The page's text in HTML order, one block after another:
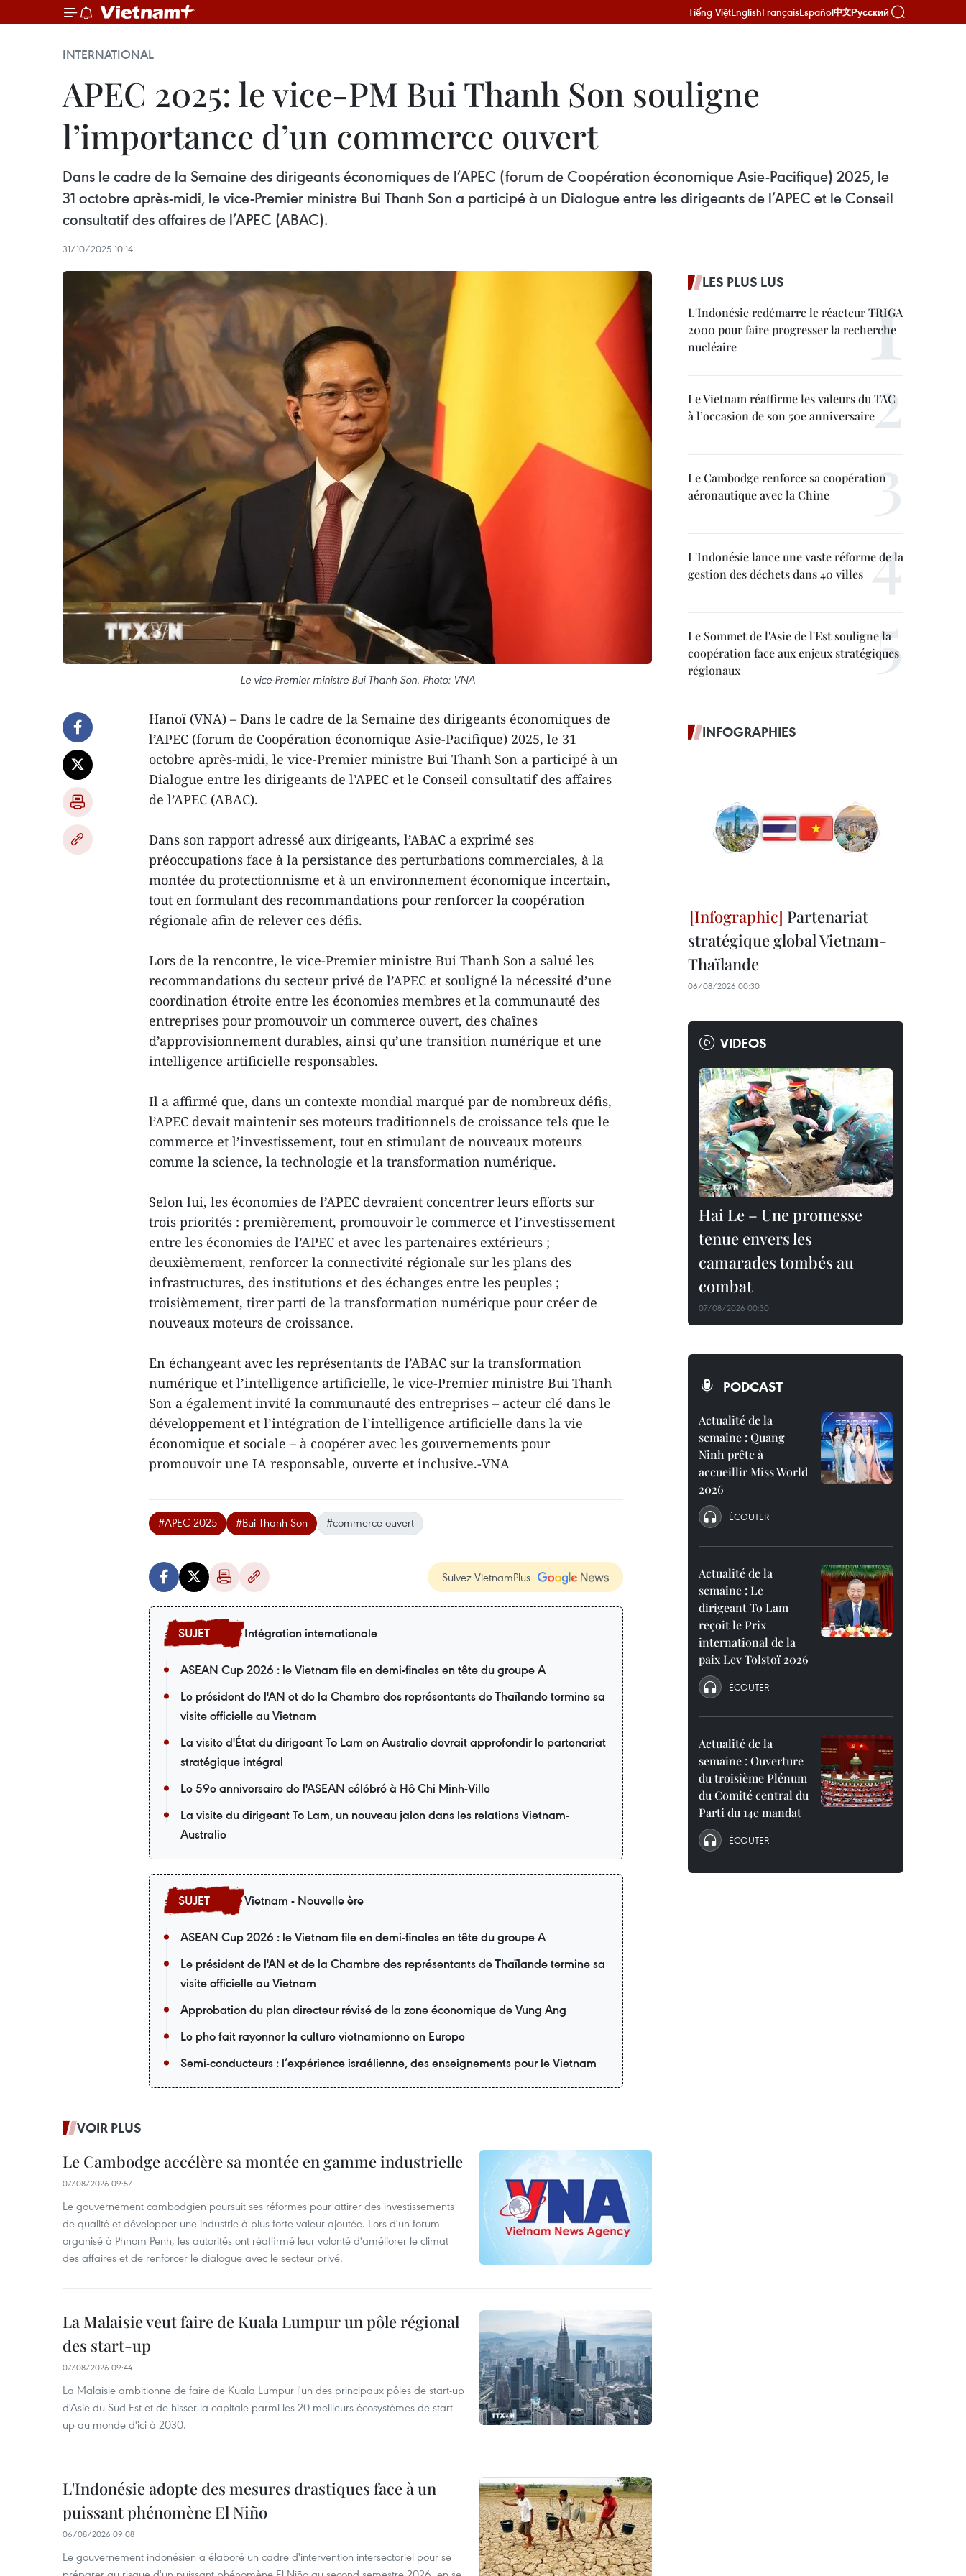
Tiếng ViệtEnglishFrançaisEspañol中文Русский
INTERNATIONAL
APEC 2025: le vice-PM Bui Thanh Son souligne
l’importance d’un commerce ouvert
Dans le cadre de la Semaine des dirigeants économiques de l’APEC (forum de Coopération économique Asie-Pacifique) 2025, le
31 octobre après-midi, le vice-Premier ministre Bui Thanh Son a participé à un Dialogue entre les dirigeants de l’APEC et le Conseil
consultatif des affaires de l’APEC (ABAC).
31/10/2025 10:14
Le vice-Premier ministre Bui Thanh Son. Photo: VNA
Hanoï (VNA) – Dans le cadre de la Semaine des dirigeants économiques de
l’APEC (forum de Coopération économique Asie-Pacifique) 2025, le 31
octobre après-midi, le vice-Premier ministre Bui Thanh Son a participé à un
Dialogue entre les dirigeants de l’APEC et le Conseil consultatif des affaires
de l’APEC (ABAC).
Dans son rapport adressé aux dirigeants, l’ABAC a exprimé ses
préoccupations face à la persistance des perturbations commerciales, à la
montée du protectionnisme et à un environnement économique incertain,
tout en formulant des recommandations pour renforcer la coopération
régionale afin de relever ces défis.
Lors de la rencontre, le vice-Premier ministre Bui Thanh Son a salué les
recommandations du secteur privé de l’APEC et souligné la nécessité d’une
coordination étroite entre les économies membres et la communauté des
entreprises pour promouvoir un commerce ouvert, des chaînes
d’approvisionnement durables, ainsi qu’une transition numérique et une
intelligence artificielle responsables.
Il a affirmé que, dans un contexte mondial marqué par de nombreux défis,
l’APEC devait maintenir ses moteurs traditionnels de croissance tels que le
commerce et l’investissement, tout en stimulant de nouveaux moteurs
comme la science, la technologie et la transformation numérique.
Selon lui, les économies de l’APEC devraient concentrer leurs efforts sur
trois priorités : premièrement, promouvoir le commerce et l’investissement
entre les économies de l’APEC et avec les partenaires extérieurs ;
deuxièmement, renforcer la connectivité régionale sur les plans des
infrastructures, des institutions et des échanges entre les peuples ;
troisièmement, tirer parti de la transformation numérique pour créer de
nouveaux moteurs de croissance.
En échangeant avec les représentants de l’ABAC sur la transformation
numérique et l’intelligence artificielle, le vice-Premier ministre Bui Thanh
Son a également invité la communauté des entreprises – acteur clé dans le
développement et l’intégration de l’intelligence artificielle dans la vie
économique et sociale – à coopérer avec les gouvernements pour
promouvoir une IA responsable, ouverte et inclusive.-VNA
#APEC 2025 #Bui Thanh Son #commerce ouvert
Suivez VietnamPlus
Intégration internationale
ASEAN Cup 2026 : le Vietnam file en demi-finales en tête du groupe A
Le président de l'AN et de la Chambre des représentants de Thaïlande termine sa
visite officielle au Vietnam
La visite d'État du dirigeant To Lam en Australie devrait approfondir le partenariat
stratégique intégral
Le 59e anniversaire de l'ASEAN célébré à Hô Chi Minh-Ville
La visite du dirigeant To Lam, un nouveau jalon dans les relations Vietnam-
Australie
Vietnam - Nouvelle ère
ASEAN Cup 2026 : le Vietnam file en demi-finales en tête du groupe A
Le président de l'AN et de la Chambre des représentants de Thaïlande termine sa
visite officielle au Vietnam
Approbation du plan directeur révisé de la zone économique de Vung Ang
Le pho fait rayonner la culture vietnamienne en Europe
Semi-conducteurs : l’expérience israélienne, des enseignements pour le Vietnam
VOIR PLUS
Le Cambodge accélère sa montée en gamme industrielle
07/08/2026 09:57
Le gouvernement cambodgien poursuit ses réformes pour attirer des investissements
de qualité et développer une industrie à plus forte valeur ajoutée. Lors d'un forum
organisé à Phnom Penh, les autorités ont réaffirmé leur volonté d'améliorer le climat
des affaires et de renforcer le dialogue avec le secteur privé.
La Malaisie veut faire de Kuala Lumpur un pôle régional
des start-up
07/08/2026 09:44
La Malaisie ambitionne de faire de Kuala Lumpur l'un des principaux pôles de start-up
d'Asie du Sud-Est et de hisser la capitale parmi les 20 meilleurs écosystèmes de start-
up au monde d'ici à 2030.
L'Indonésie adopte des mesures drastiques face à un
puissant phénomène El Niño
06/08/2026 09:08
Le gouvernement indonésien a élaboré un cadre d'intervention intersectoriel pour se
LES PLUS LUS
L'Indonésie redémarre le réacteur TRIGA
2000 pour faire progresser la recherche
nucléaire
Le Vietnam réaffirme les valeurs du TAC
à l’occasion de son 50e anniversaire
Le Cambodge renforce sa coopération
aéronautique avec la Chine
L'Indonésie lance une vaste réforme de la
gestion des déchets dans 40 villes
Le Sommet de l'Asie de l'Est souligne la
coopération face aux enjeux stratégiques
régionaux
INFOGRAPHIES
Partenariat
stratégique global Vietnam-
Thaïlande
06/08/2026 00:30
VIDEOS
Hai Le – Une promesse
tenue envers les
camarades tombés au
combat
07/08/2026 00:30
PODCAST
Actualité de la
semaine : Quang
Ninh prête à
accueillir Miss World
2026
ÉCOUTER
Actualité de la
semaine : Le
dirigeant To Lam
reçoit le Prix
international de la
paix Lev Tolstoï 2026
ÉCOUTER
Actualité de la
semaine : Ouverture
du troisième Plénum
du Comité central du
Parti du 14e mandat
ÉCOUTER